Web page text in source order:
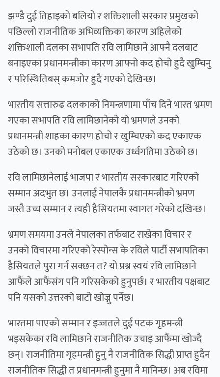
झण्डै दुई तिहाइको बलियो र शक्तिशाली सरकार प्रमुखको
पछिल्लो राजनीतिक अभिव्यक्तिका कारण अहिलेको
शक्तिशाली दलका सभापति रवि लामिछाने आफ्नै दलबाट
बनाइएका प्रधानमन्त्रीका कारण आफ्नो कद होचो हुदै खुम्चिनु
र परिस्थितिबस् कमजोर हुदै गएको देखिन्छ।
भारतीय सत्तारुढ दलकाको निमन्त्रणामा पाँच दिने भारत भ्रमण
गएका सभापति रवि लामिछानेको यो भ्रमणले उनको
प्रधानमन्त्री शाहका कारण होचो र खुम्चिएको कद एकाएक
उठेको छ। उनको मनोबल एकाएक उर्ध्वगतिमा उठेको छ।
रवि लामिछानेलाई भाजपा र भारतीय सरकारबाट गरिएको
सम्मान अदभुत छ। उनलाई नेपालकै प्रधानमन्त्रीको भ्रमण
जस्तै उच्च सम्मान र त्यही हैसियतमा स्वागत गरेको दखिन्छ।
भ्रमण समयमा उनले नेपालका तर्फबाट राखेका विचार र
उनको विचारमा गरिएको रेस्पोन्स के रविले पार्टी सभापतिका
हैसियतले पुरा गर्न सक्छन त? यो प्रश्न स्वयं रवि लामिछाने
आफैंले आफैंसंग पनि गरिसकेको हुनुपर्छ। र भारतीय पक्षबाट
पनि यसको उत्तरको बाटो खोज्नु पर्नेछ।
भारतमा पाएको सम्मान र इज्जतले दुई पटक गृहमन्त्री
भइसकेका रवि लामिछाने राजनीतिक उचाइ आफैंमा खोज्दै
छन्। राजनीतिमा गृहमन्त्री हुनु नै राजनीतिक सिद्धी प्राप्त हुदैन
राजनीतिक सिद्धी त प्रधानमन्त्री हुनुमा नै मानिन्छ। अब रविमा